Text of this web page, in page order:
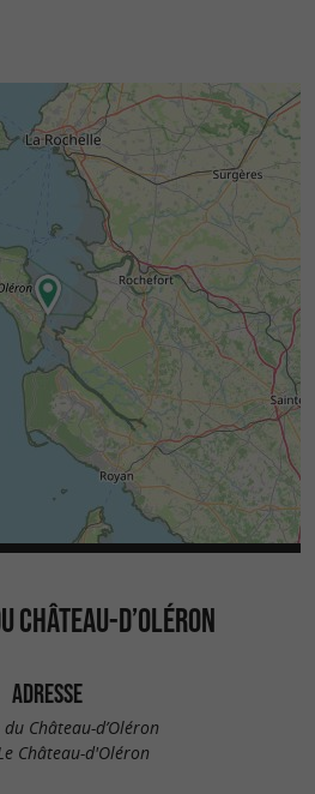
haute saison.
CHÂTEAU-D’OLÉRON
ADRESSE
Château-d’Oléron
Château-d'Oléron